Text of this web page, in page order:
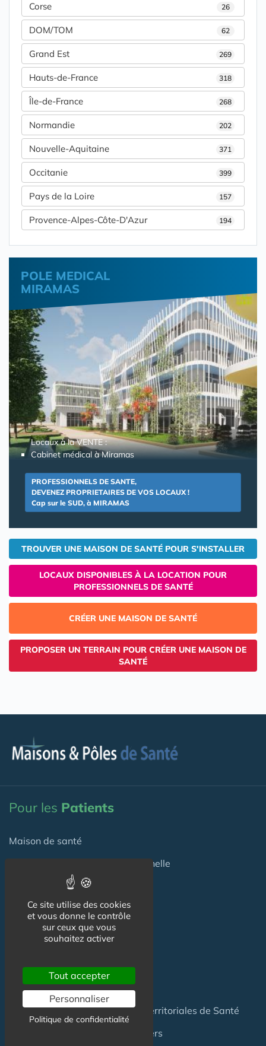
Corse 26
DOM/TOM 62
Grand Est 269
Hauts-de-France 318
Île-de-France 268
Normandie 202
Nouvelle-Aquitaine 371
Occitanie 399
Pays de la Loire 157
Provence-Alpes-Côte-D'Azur 194
POLE MEDICAL
MIRAMAS
Locaux à la VENTE :
Cabinet médical à Miramas
PROFESSIONNELS DE SANTE,
DEVENEZ PROPRIETAIRES DE VOS LOCAUX !
Cap sur le SUD, à MIRAMAS
TROUVER UNE MAISON DE SANTÉ POUR S'INSTALLER
LOCAUX DISPONIBLES À LA LOCATION POUR
PROFESSIONNELS DE SANTÉ
CRÉER UNE MAISON DE SANTÉ
PROPOSER UN TERRAIN POUR CRÉER UNE MAISON DE
SANTÉ
Pour les Patients
Maison de santé
Maison de santé pluriprofessionnelle
Centre de Santé
Pôle de Santé
Maison sport-santé
Maison de naissance
Centre de Soins et de Prévention
Communauté Professionnelles Territoriales de Santé
Hotel Patient & Hôtels Hospitaliers
Ce site utilise des cookies
et vous donne le contrôle
sur ceux que vous
souhaitez activer
Tout accepter
Personnaliser
Politique de confidentialité